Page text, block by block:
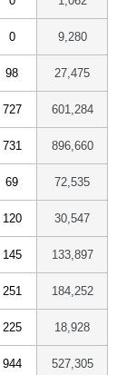
0 9,280
98 27,475
727 601,284
731 896,660
69 72,535
120 30,547
145 133,897
251 184,252
225 18,928
944 527,305